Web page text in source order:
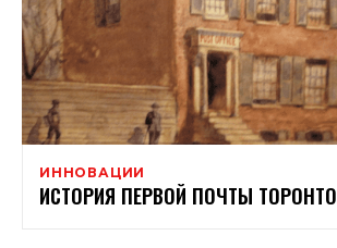
ИННОВАЦИИ
ИСТОРИЯ ПЕРВОЙ ПОЧТЫ ТОРОНТО